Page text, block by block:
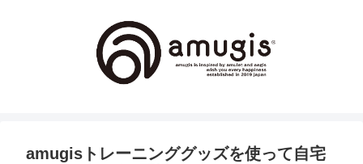
amugisトレーニンググッズを使って自宅